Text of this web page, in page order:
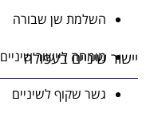
השלמת שן שבורה
יישור שיניים בעפולה
מומחה ליישור שיניים
גשר שקוף לשיניים